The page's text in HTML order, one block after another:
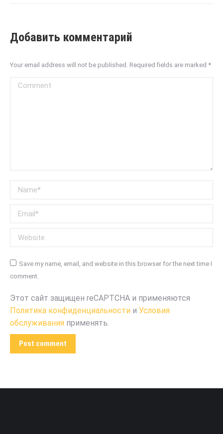
Добавить комментарий
Your email address will not be published. Required fields are marked *
Comment
Name *
Email *
Website
Save my name, email, and website in this browser for the next time I
comment.
Этот сайт защищен reCAPTCHA и применяются
Политика конфиденциальности и Условия
обслуживания применять.
Post comment